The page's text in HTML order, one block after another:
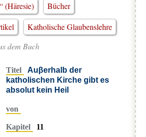
(Häresie)
Bücher
Katholische Glaubenslehre
dem Buch
Titel
Auβerhalb der
katholischen Kirche gibt es
absolut kein Heil
von
Kapitel 11